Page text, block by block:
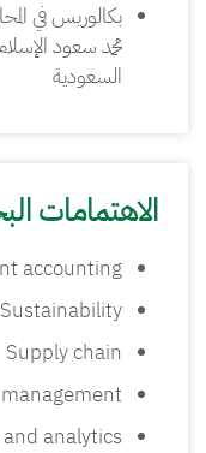
السعودية
الاهتمامات
accounting
Sustainability
Supply chain
analytics